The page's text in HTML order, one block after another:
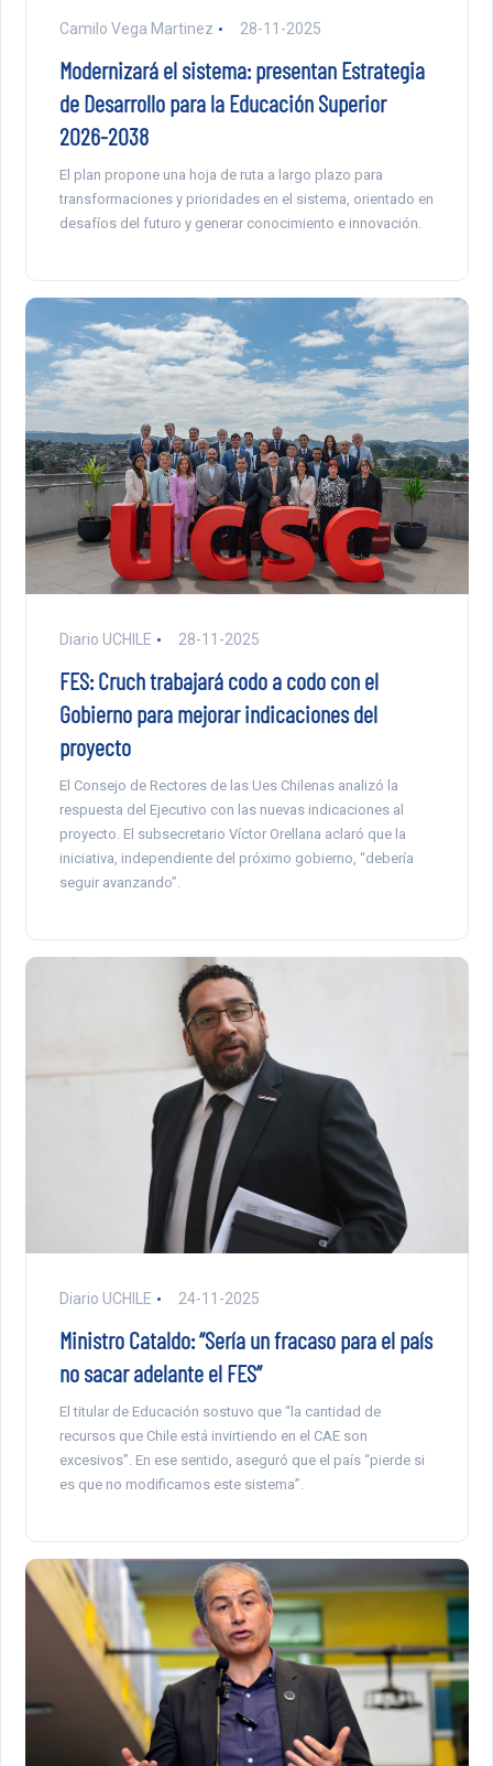
Camilo Vega Martinez 28-11-2025
Modernizará el sistema: presentan Estrategia
de Desarrollo para la Educación Superior
2026-2038
El plan propone una hoja de ruta a largo plazo para
transformaciones y prioridades en el sistema, orientado en
desafíos del futuro y generar conocimiento e innovación.
Diario UCHILE 28-11-2025
FES: Cruch trabajará codo a codo con el
Gobierno para mejorar indicaciones del
proyecto
El Consejo de Rectores de las Ues Chilenas analizó la
respuesta del Ejecutivo con las nuevas indicaciones al
proyecto. El subsecretario Víctor Orellana aclaró que la
iniciativa, independiente del próximo gobierno, “debería
seguir avanzando”.
Diario UCHILE 24-11-2025
Ministro Cataldo: “Sería un fracaso para el país
no sacar adelante el FES”
El titular de Educación sostuvo que “la cantidad de
recursos que Chile está invirtiendo en el CAE son
excesivos”. En ese sentido, aseguró que el país “pierde si
es que no modificamos este sistema”.